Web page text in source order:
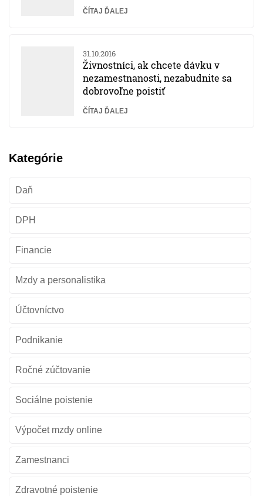
ČÍTAJ ĎALEJ
31.10.2016
Živnostníci, ak chcete dávku v
nezamestnanosti, nezabudnite sa
dobrovoľne poistiť
ČÍTAJ ĎALEJ
Kategórie
Daň
DPH
Financie
Mzdy a personalistika
Účtovníctvo
Podnikanie
Ročné zúčtovanie
Sociálne poistenie
Výpočet mzdy online
Zamestnanci
Zdravotné poistenie